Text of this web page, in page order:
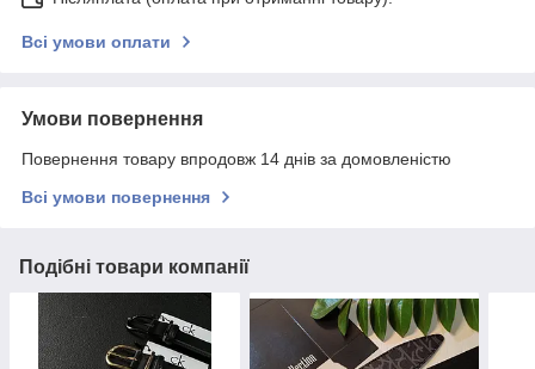
Всі умови оплати
Умови повернення
Повернення товару впродовж 14 днів за домовленістю
Всі умови повернення
Подібні товари компанії